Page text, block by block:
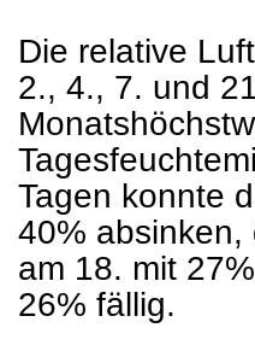
Die relative
2., 4., 7. und
Tagen konnte
40% absinken,
am 18. mit
26% fällig.